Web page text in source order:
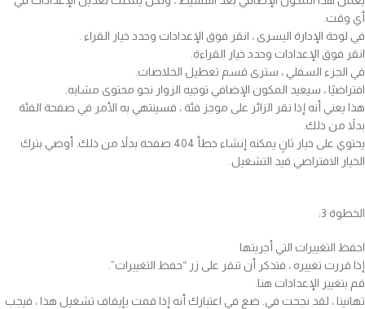
أي وقت.
في لوحة الإدارة اليسرى ، انقر فوق الإعدادات وحدد خيار القراء .
انقر فوق الإعدادات وحدد خيار القراءة.
في الجزء السفلي ، سترى قسم تعطيل الخلاصات.
افتراضيًا ، سيعيد المكون الإضافي توجيه الزوار نحو محتوى مشابه.
هذا يعني أنه إذا نقر الزائر على موجز فئة ، فسينتهي به الأمر في صفحة الفئة
بدلاً من ذلك.
يحتوي على خيار ثانٍ يمكنه إنشاء خطأ 404 صفحة بدلاً من ذلك. أوصي بترك
الخيار الافتراضي قيد التشغيل.
الخطوة 3:
احفظ التغييرات التي أجريتها
إذا قررت تغييره ، فتذكر أن تنقر على زر “حفظ التغييرات”.
قم بتغيير الإعدادات هنا.
تهانينا ، لقد نجحت في. ضع في اعتبارك أنه إذا قمت بإيقاف تشغيل هذا ، فيجب